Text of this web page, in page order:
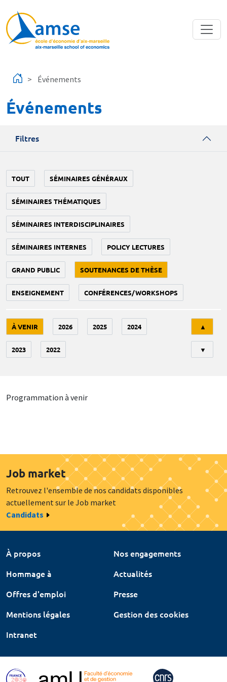
Événements
Événements
Filtres
TOUT SÉMINAIRES GÉNÉRAUX
SÉMINAIRES THÉMATIQUES
SÉMINAIRES INTERDISCIPLINAIRES
SÉMINAIRES INTERNES POLICY LECTURES
GRAND PUBLIC SOUTENANCES DE THÈSE
ENSEIGNEMENT CONFÉRENCES/WORKSHOPS
À VENIR 2026 2025 2024
2023 2022
▲
▼
Programmation à venir
Job market
Retrouvez l'ensemble de nos candidats disponibles
actuellement sur le Job market
Candidats
À propos
Nos engagements
Hommage à
Actualités
Offres d'emploi
Presse
Mentions légales
Gestion des cookies
Intranet